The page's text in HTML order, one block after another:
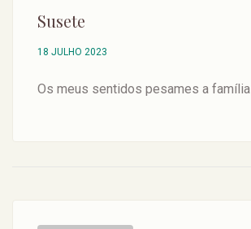
Susete
18 JULHO 2023
Os meus sentidos pesames a família